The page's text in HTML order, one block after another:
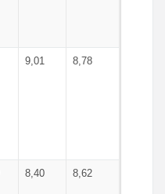
9,01 8,78
8,40 8,62